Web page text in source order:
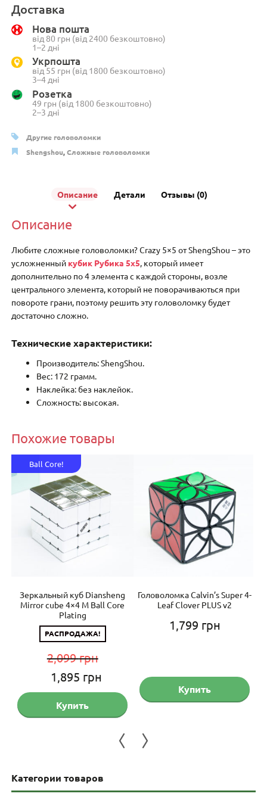
ShengShou
Crazy
5x5
Доставка
Нова пошта
від 80 грн (від 2400 безкоштовно)
1–2 дні
Укрпошта
від 55 грн (від 1800 безкоштовно)
3–4 дні
Розетка
49 грн (від 1800 безкоштовно)
2–3 дні
Другие головоломки
Shengshou,Сложные головоломки
Описание Детали Отзывы (0)
Описание
Любите сложные головоломки? Crazy 5×5 от ShengShou – это
усложненный кубик Рубика 5х5, который имеет
дополнительно по 4 элемента с каждой стороны, возле
центрального элемента, который не поворачиваються при
повороте грани, поэтому решить эту головоломку будет
достаточно сложно.
Технические характеристики:
Производитель: ShengShou.
Вес: 172 грамм.
Наклейка: без наклейок.
Сложность: высокая.
Похожие товары
Зеркальный куб Diansheng
Mirror cube 4×4 M Ball Core
Plating
РАСПРОДАЖА!
2,099грн
Первоначальная
цена
составляла
1,895 грн
Текущая
цена:
1,895 грн.
Ball Core!
Купить
Головоломка Calvin’s Super 4-
Leaf Clover PLUS v2
1,799 грн
Купить
Категории товаров